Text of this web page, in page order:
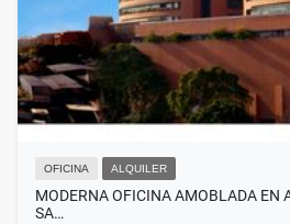
OFICINA ALQUILER
MODERNA OFICINA AMOBLADA EN
SA…